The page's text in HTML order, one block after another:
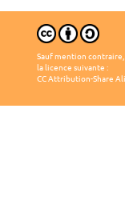
Sauf mention contraire,
la licence suivante :
CC Attribution-Share